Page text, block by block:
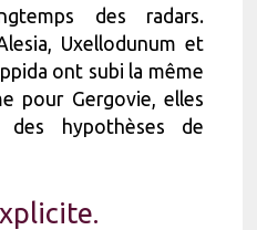
des radars.
Uxellodunum et
ont subi la même
pour Gergovie, elles
hypothèses de